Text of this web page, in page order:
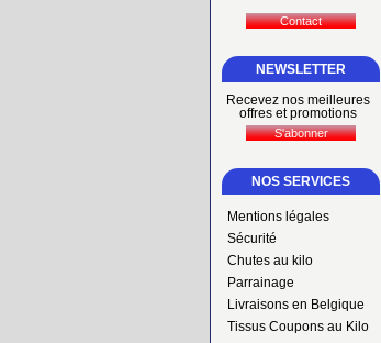
NEWSLETTER
Recevez nos meilleures
offres et promotions
NOS SERVICES
Mentions légales
Sécurité
Chutes au kilo
Parrainage
Livraisons en Belgique
Tissus Coupons au Kilo